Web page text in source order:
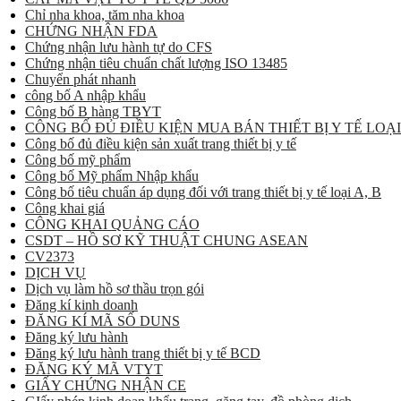
Chỉ nha khoa, tăm nha khoa
CHỨNG NHẬN FDA
Chứng nhận lưu hành tự do CFS
Chứng nhận tiêu chuẩn chất lượng ISO 13485
Chuyển phát nhanh
công bố A nhập khẩu
Công bố B hàng TBYT
CÔNG BỐ ĐỦ ĐIỀU KIỆN MUA BÁN THIẾT BỊ Y TẾ
Công bố đủ điều kiện sản xuất trang thiết bị y tế
Công bố mỹ phẩm
Công bố Mỹ phẩm Nhập khẩu
Công bố tiêu chuẩn áp dụng đối với trang thiết bị y tế loại A, B
Công khai giá
CÔNG KHAI QUẢNG CÁO
CSDT – HỒ SƠ KỸ THUẬT CHUNG ASEAN
CV2373
DỊCH VỤ
Dịch vụ làm hồ sơ thầu trọn gói
Đăng kí kinh doanh
ĐĂNG KÍ MÃ SỐ DUNS
Đăng ký lưu hành
Đăng ký lưu hành trang thiết bị y tế BCD
ĐĂNG KÝ MÃ VTYT
GIẤY CHỨNG NHẬN CE